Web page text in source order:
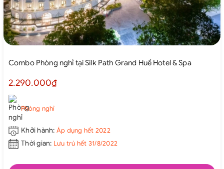
Combo Phòng nghỉ tại Silk Path Grand Huế Hotel & Spa
2.290.000₫
Phòng nghỉ
Khởi hành: Áp dụng hết 2022
Thời gian: Lưu trú hết 31/8/2022